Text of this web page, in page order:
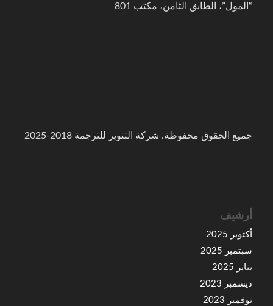
“المول”، الطابق الثامن، مكتب 801
جميع الحقوق محفوظة. شركة التنوير للترجمة 2018-2025
أرشيف
أكتوبر 2025
سبتمبر 2025
يناير 2025
ديسمبر 2023
نوفمبر 2023